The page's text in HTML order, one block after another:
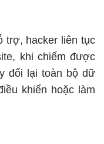
trợ, hacker liên tục
khi chiếm được
đổi lại toàn bộ dữ
khiển hoặc làm